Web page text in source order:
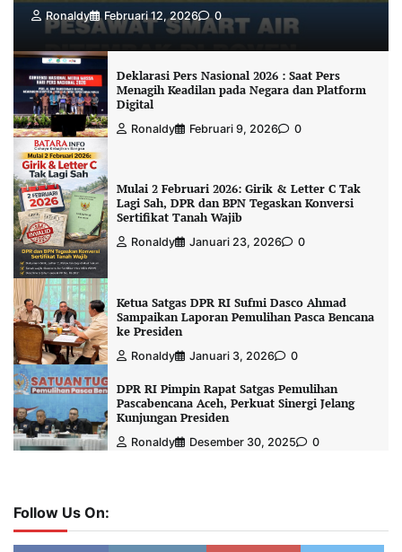
Ronaldy Februari 12, 2026 0
Deklarasi Pers Nasional 2026 : Saat Pers
Menagih Keadilan pada Negara dan Platform
Digital
Ronaldy Februari 9, 2026 0
Mulai 2 Februari 2026: Girik & Letter C Tak
Lagi Sah, DPR dan BPN Tegaskan Konversi
Sertifikat Tanah Wajib
Ronaldy Januari 23, 2026 0
Ketua Satgas DPR RI Sufmi Dasco Ahmad
Sampaikan Laporan Pemulihan Pasca Bencana
ke Presiden
Ronaldy Januari 3, 2026 0
DPR RI Pimpin Rapat Satgas Pemulihan
Pascabencana Aceh, Perkuat Sinergi Jelang
Kunjungan Presiden
Ronaldy Desember 30, 2025 0
Follow Us On: